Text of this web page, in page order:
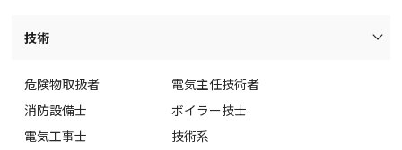
技術
危険物取扱者
消防設備士
電気工事士
電気主任技術者
ボイラー技士
技術系